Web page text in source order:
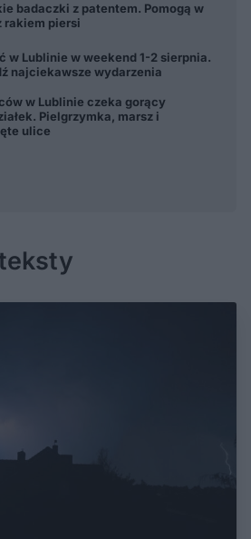
badaczki z patentem. Pomogą w
rakiem piersi
w Lublinie w weekend 1-2 sierpnia.
najciekawsze wydarzenia
w Lublinie czeka gorący
Pielgrzymka, marsz i
ulice